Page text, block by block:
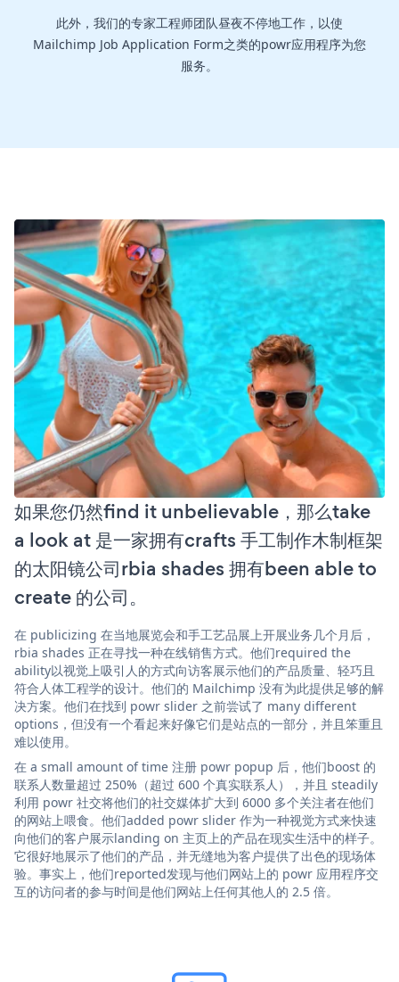
此外，我们的专家工程师团队昼夜不停地工作，以使
Mailchimp Job Application Form之类的powr应用程序为您
服务。
如果您仍然find it unbelievable，那么take
a look at 是一家拥有crafts 手工制作木制框架
的太阳镜公司rbia shades 拥有been able to
create 的公司。
在 publicizing 在当地展览会和手工艺品展上开展业务几个月后，
rbia shades 正在寻找一种在线销售方式。他们required the
ability以视觉上吸引人的方式向访客展示他们的产品质量、轻巧且
符合人体工程学的设计。他们的 Mailchimp 没有为此提供足够的解
决方案。他们在找到 powr slider 之前尝试了 many different
options，但没有一个看起来好像它们是站点的一部分，并且笨重且
难以使用。
在 a small amount of time 注册 powr popup 后，他们boost 的
联系人数量超过 250%（超过 600 个真实联系人），并且 steadily
利用 powr 社交将他们的社交媒体扩大到 6000 多个关注者在他们
的网站上喂食。他们added powr slider 作为一种视觉方式来快速
向他们的客户展示landing on 主页上的产品在现实生活中的样子。
它很好地展示了他们的产品，并无缝地为客户提供了出色的现场体
验。事实上，他们reported发现与他们网站上的 powr 应用程序交
互的访问者的参与时间是他们网站上任何其他人的 2.5 倍。